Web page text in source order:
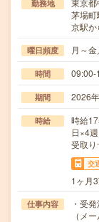
勤務地
東京
茅場
京駅
曜日頻度 月～
時間 09:00-
期間 2026
時給
時給
日×4
受取り
交
1ヶ月
仕事内容
・受
（メ